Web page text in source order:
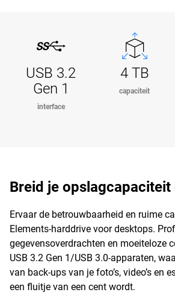
USB 3.2
Gen 1
interface
4 TB
capaciteit
Breid je opslagcapaciteit
Ervaar de betrouwbaarheid en ruime
Elements-harddrive voor desktops.
gegevensoverdrachten en moeiteloze
USB 3.2 Gen 1/USB 3.0-apparaten,
van back-ups van je foto’s, video’s en
een fluitje van een cent wordt.